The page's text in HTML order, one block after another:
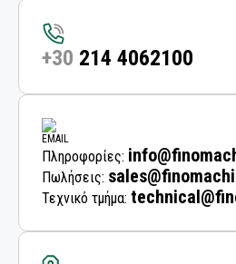
+30 214 4062100
Πληροφορίες:
Πωλήσεις:
Τεχνικό τμήμα: